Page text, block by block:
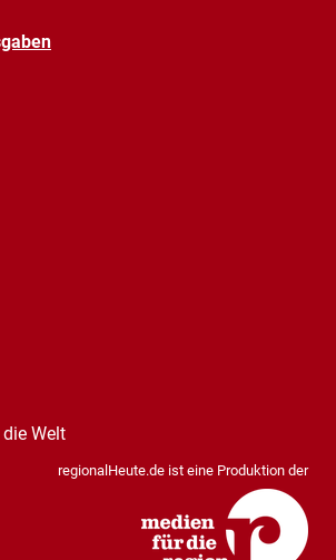
Welt
regionalHeute.de ist eine Produktion der